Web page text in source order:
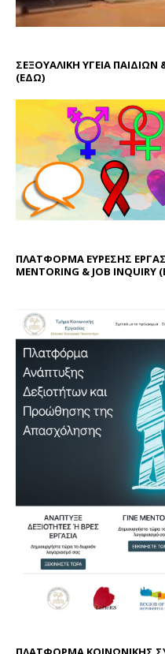
ΣΕΞΟΥΑΛΙΚΗ ΥΓΕΙΑ ΠΑΙΔΙΩΝ
(ΕΔΩ)
ΠΛΑΤΦΟΡΜΑ ΕΥΡΕΣΗΣ
MENTORING & JOB INQUIRY (